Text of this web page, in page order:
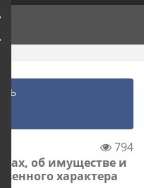
794
об имуществе и
характера